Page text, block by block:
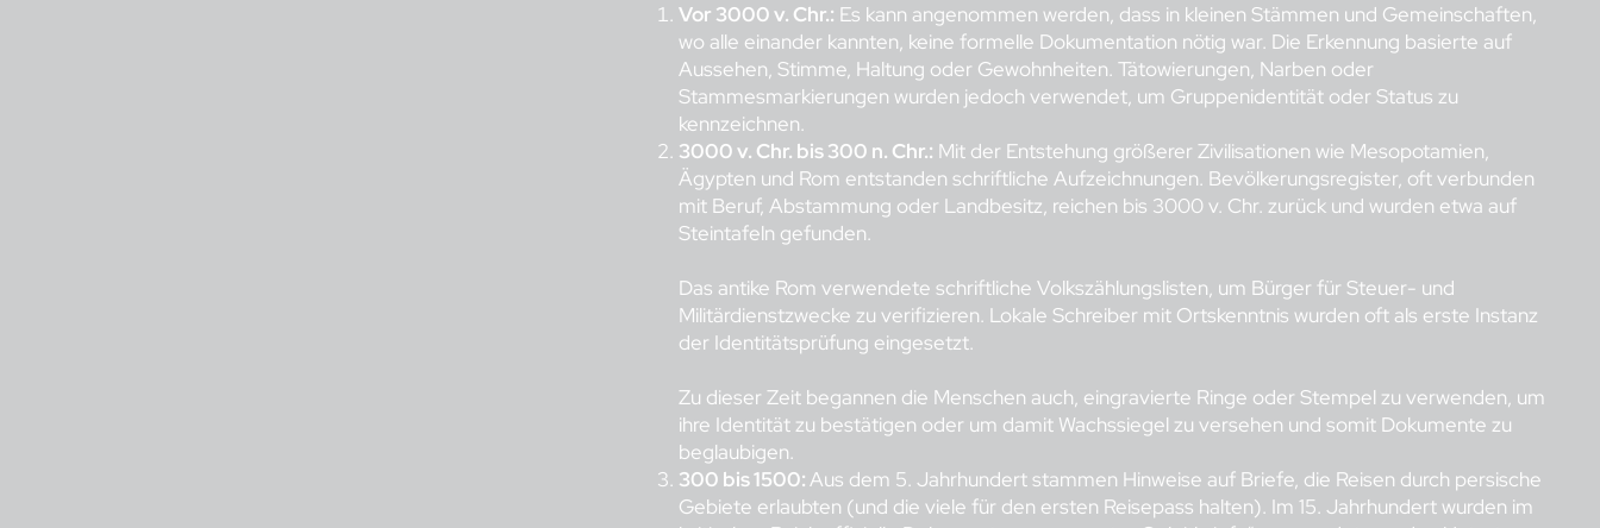
Vor 3000 v. Chr.: Es kann angenommen werden, dass in kleinen Stämmen und Gemeinschaften,
wo alle einander kannten, keine formelle Dokumentation nötig war. Die Erkennung basierte auf
Aussehen, Stimme, Haltung oder Gewohnheiten. Tätowierungen, Narben oder
Stammesmarkierungen wurden jedoch verwendet, um Gruppenidentität oder Status zu
kennzeichnen.
3000 v. Chr. bis 300 n. Chr.: Mit der Entstehung größerer Zivilisationen wie Mesopotamien,
Ägypten und Rom entstanden schriftliche Aufzeichnungen. Bevölkerungsregister, oft verbunden
mit Beruf, Abstammung oder Landbesitz, reichen bis 3000 v. Chr. zurück und wurden etwa auf
Steintafeln gefunden.
Das antike Rom verwendete schriftliche Volkszählungslisten, um Bürger für Steuer- und
Militärdienstzwecke zu verifizieren. Lokale Schreiber mit Ortskenntnis wurden oft als erste Instanz
der Identitätsprüfung eingesetzt.
Zu dieser Zeit begannen die Menschen auch, eingravierte Ringe oder Stempel zu verwenden, um
ihre Identität zu bestätigen oder um damit Wachssiegel zu versehen und somit Dokumente zu
beglaubigen.
300 bis 1500:Aus dem 5. Jahrhundert stammen Hinweise auf Briefe, die Reisen durch persische
Gebiete erlaubten (und die viele für den ersten Reisepass halten). Im 15. Jahrhundert wurden im